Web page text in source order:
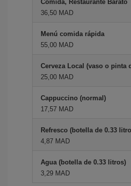
Comida, Restaurante Barato
36,50 MAD
Menú comida rápida
55,00 MAD
Cerveza Local (vaso o pinta
25,00 MAD
Cappuccino (normal)
17,57 MAD
Refresco (botella de 0.33
4,87 MAD
Agua (botella de 0.33 litros)
3,29 MAD